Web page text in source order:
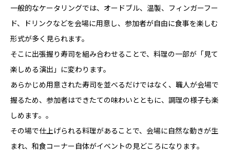
一般的なケータリングでは、オードブル、温製、フィンガーフー
ド、ドリンクなどを会場に用意し、参加者が自由に食事を楽しむ
形式が多く見られます。
そこに出張握り寿司を組み合わせることで、料理の一部が「見て
楽しめる演出」に変わります。
あらかじめ用意された寿司を並べるだけではなく、職人が会場で
握るため、参加者はできたての味わいとともに、調理の様子も楽
しめます。。
その場で仕上げられる料理があることで、会場に自然な動きが生
まれ、和食コーナー自体がイベントの見どころになります。